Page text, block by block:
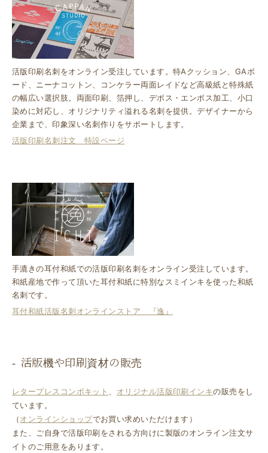
活版印刷名刺をオンライン受注しています。特Aクッション、GAボ
ード、ニーナコットン、コンケラー両面レイドなど高級紙と特殊紙
の幅広い選択肢。両面印刷、箔押し、デボス・エンボス加工、小口
染めに対応し、オリジナリティ溢れる名刺を提供。デザイナーから
企業まで、印象深い名刺作りをサポートします。
活版印刷名刺注文 特設ページ
手漉きの耳付和紙での活版印刷名刺をオンライン受注しています。
和紙産地で作って頂いた耳付和紙に特別なスミインキを使った和紙
名刺です。
耳付和紙活版名刺オンラインストア 『逸』
活版機や印刷資材の販売
レタープレスコンボキット オリジナル活版印刷インキの販売をし
ています。
（オンラインショップでお買い求めいただけます）
また、ご自身で活版印刷をされる方向けに製版のオンライン注文サ
イトのご用意をあります。